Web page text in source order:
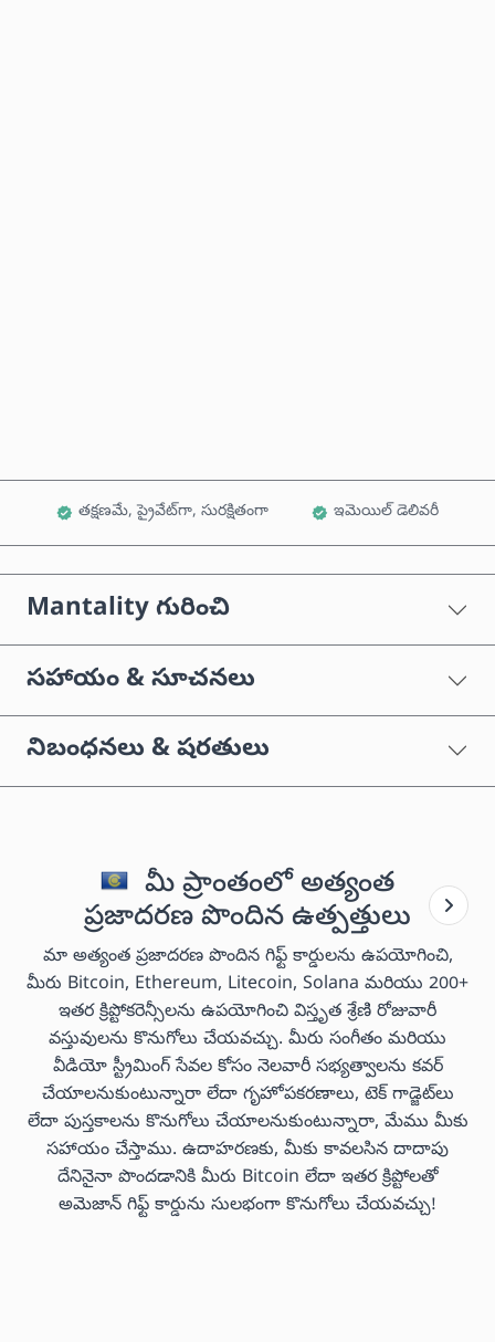
తక్షణమే, ప్రైవేట్‌గా, సురక్షితంగా ఇమెయిల్ డెలివరీ
Mantality గురించి
సహాయం & సూచనలు
నిబంధనలు & షరతులు
మీ ప్రాంతంలో అత్యంత
ప్రజాదరణ పొందిన ఉత్పత్తులు
మా అత్యంత ప్రజాదరణ పొందిన గిఫ్ట్ కార్డులను ఉపయోగించి,
మీరు Bitcoin, Ethereum, Litecoin, Solana మరియు 200+
ఇతర క్రిప్టోకరెన్సీలను ఉపయోగించి విస్తృత శ్రేణి రోజువారీ
వస్తువులను కొనుగోలు చేయవచ్చు. మీరు సంగీతం మరియు
వీడియో స్ట్రీమింగ్ సేవల కోసం నెలవారీ సభ్యత్వాలను కవర్
చేయాలనుకుంటున్నారా లేదా గృహోపకరణాలు, టెక్ గాడ్జెట్‌లు
లేదా పుస్తకాలను కొనుగోలు చేయాలనుకుంటున్నారా, మేము మీకు
సహాయం చేస్తాము. ఉదాహరణకు, మీకు కావలసిన దాదాపు
దేనినైనా పొందడానికి మీరు Bitcoin లేదా ఇతర క్రిప్టోలతో
అమెజాన్ గిఫ్ట్ కార్డును సులభంగా కొనుగోలు చేయవచ్చు!